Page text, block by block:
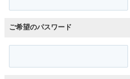
ご希望のパスワード